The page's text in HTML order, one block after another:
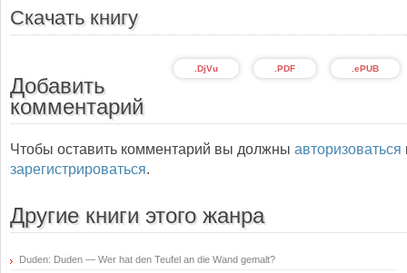
Скачать книгу
.ePUB
.PDF
.DjVu
Добавить
комментарий
Чтобы оставить комментарий вы должны авторизоваться
зарегистрироваться.
Другие книги этого жанра
Duden: Duden — Wer hat den Teufel an die Wand gemalt?